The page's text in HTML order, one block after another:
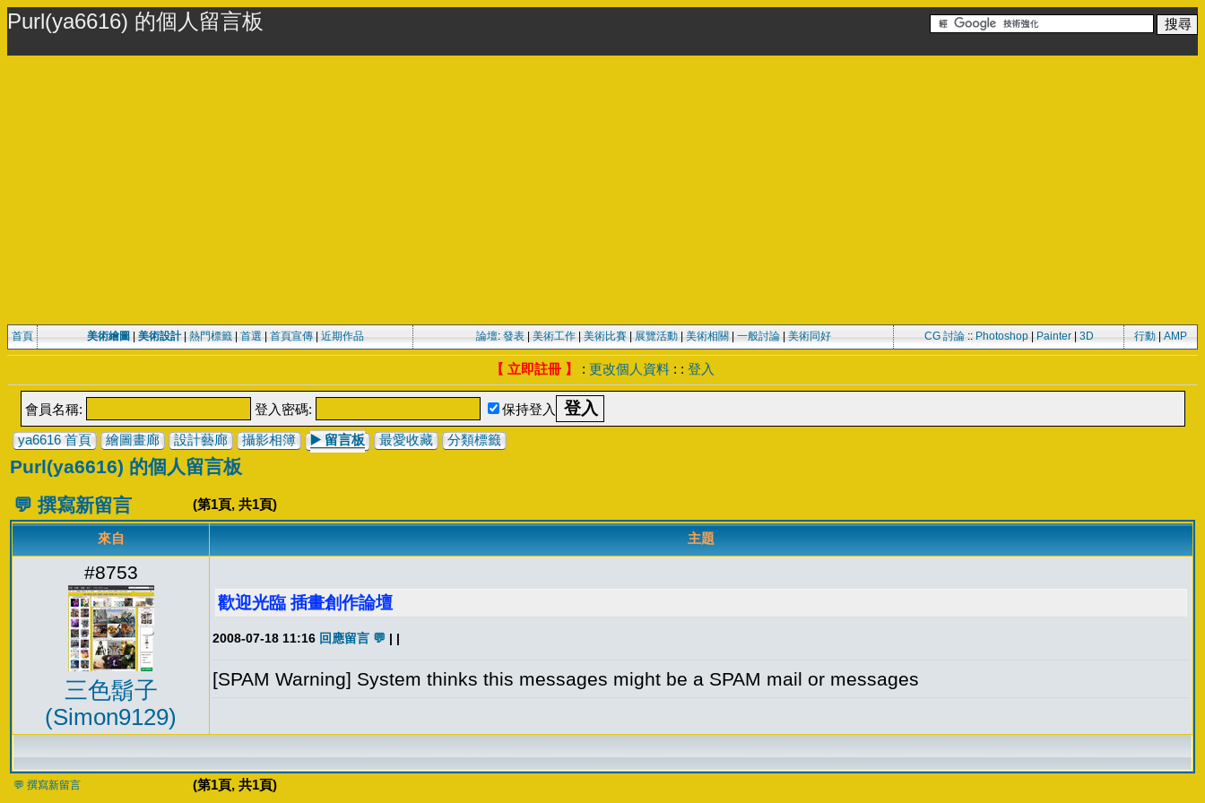
Purl(ya6616) 的個人留言板
首頁 美術繪圖 美術設計| 熱門標籤| 首選 首頁宣傳| 近期作品 論壇: 發表| 美術工作| 美術比賽| 展覽活動| 美術相關 一般討論| 美術同好 CG 討論:: Photoshop| Painter| 3D 行動 AMP
【 立即註冊 】 : 更改個人資料 : : 登入
會員名稱: 登入密碼:
保持登入
ya6616 首頁
繪圖畫廊 設計藝廊 攝影相簿 ▶️ 留言板 最愛收藏 分類標籤
Purl(ya6616) 的個人留言板
💬 撰寫新留言
(第1頁, 共1頁)
來自 主題
#8753
三色鬍子
(Simon9129)
歡迎光臨 插畫創作論壇
2008-07-18 11:16 回應留言 💬 | |
[SPAM Warning] System thinks this messages might be a SPAM mail or messages
💬 撰寫新留言 (第1頁, 共1頁)